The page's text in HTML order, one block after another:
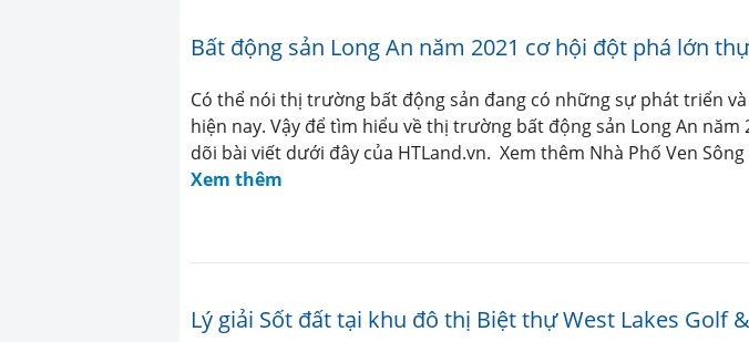
Bất động sản Long An năm 2021 cơ hội đột phá lớn
Có thể nói thị trường bất động sản đang có những sự phát triển
hiện nay. Vậy để tìm hiểu về thị trường bất động sản Long An
dõi bài viết dưới đây của HTLand.vn. Xem thêm Nhà Phố Ven
Xem thêm
Lý giải Sốt đất tại khu đô thị Biệt thự West Lakes Golf